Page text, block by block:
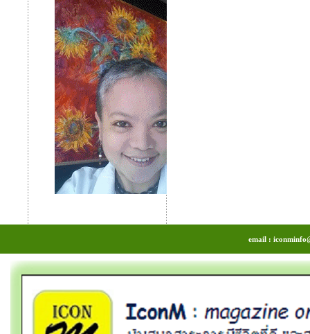
email :